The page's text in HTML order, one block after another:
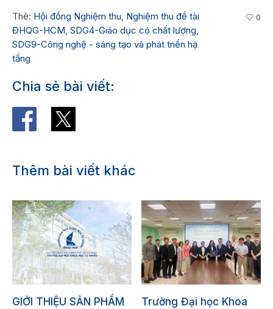
Thẻ: Hội đồng Nghiệm thu Nghiệm thu đề tài
ĐHQG-HCM SDG4-Giáo dục có chất lượng
SDG9-Công nghệ - sáng tạo và phát triển hạ
tầng
0
Chia sẻ bài viết:
Thêm bài viết khác
GIỚI THIỆU SẢN PHẨM
Trường Đại học Khoa